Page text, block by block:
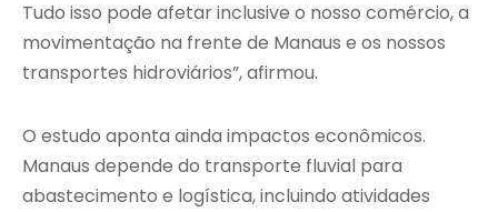
Tudo isso pode afetar inclusive o nosso comércio, a
movimentação na frente de Manaus e os nossos
transportes hidroviários”, afirmou.
O estudo aponta ainda impactos econômicos.
Manaus depende do transporte fluvial para
abastecimento e logística, incluindo atividades